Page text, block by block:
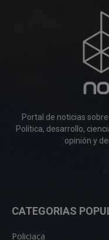
Portal de noticias
Política, desarrollo,
opinión y
CATEGORIAS
Policiaca